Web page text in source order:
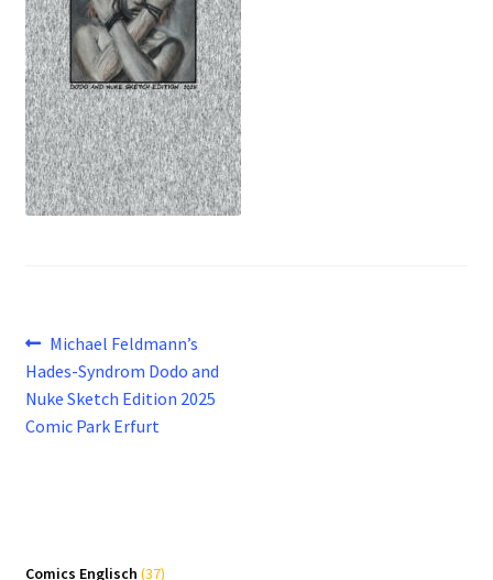
Beitragsnavigation
Vorheriger
Beitrag:
Michael Feldmann’s
Hades-Syndrom Dodo and
Nuke Sketch Edition 2025
Comic Park Erfurt
Comics Englisch 3737